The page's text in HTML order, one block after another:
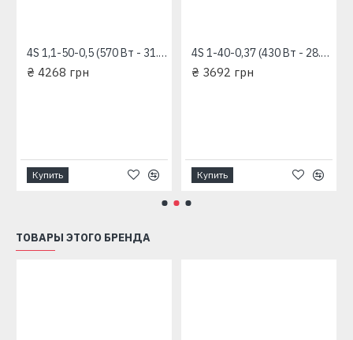
4S 1,1-50-0,5 (570 Вт - 31.6 л/мин - напор: 98 м) "RUDES" глубинный насос для скважин
₴ 4268 грн
Купить
4S 1-40-0,37 (430 Вт - 28.3 л/мин - напор: 92 м) "RUDES" глубинный насос для скважин
₴ 3692 грн
Купить
ТОВАРЫ ЭТОГО БРЕНДА